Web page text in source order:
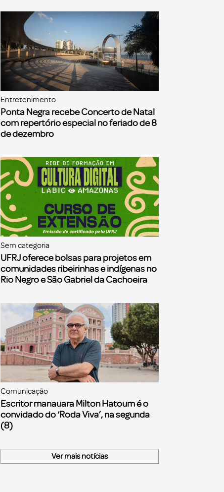
Entretenimento
Ponta Negra recebe Concerto de Natal
com repertório especial no feriado de 8
de dezembro
Sem categoria
UFRJ oferece bolsas para projetos em
comunidades ribeirinhas e indígenas no
Rio Negro e São Gabriel da Cachoeira
Comunicação
Escritor manauara Milton Hatoum é o
convidado do ‘Roda Viva’, na segunda
(8)
Ver mais notícias